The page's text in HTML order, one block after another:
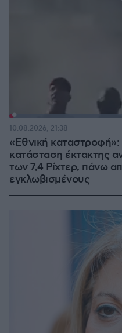
«Εθνική
κατάσταση έκτακτης
των 7,4 Ρίχτερ, πάνω
εγκλωβισμένους
10.08.2026, 21:38